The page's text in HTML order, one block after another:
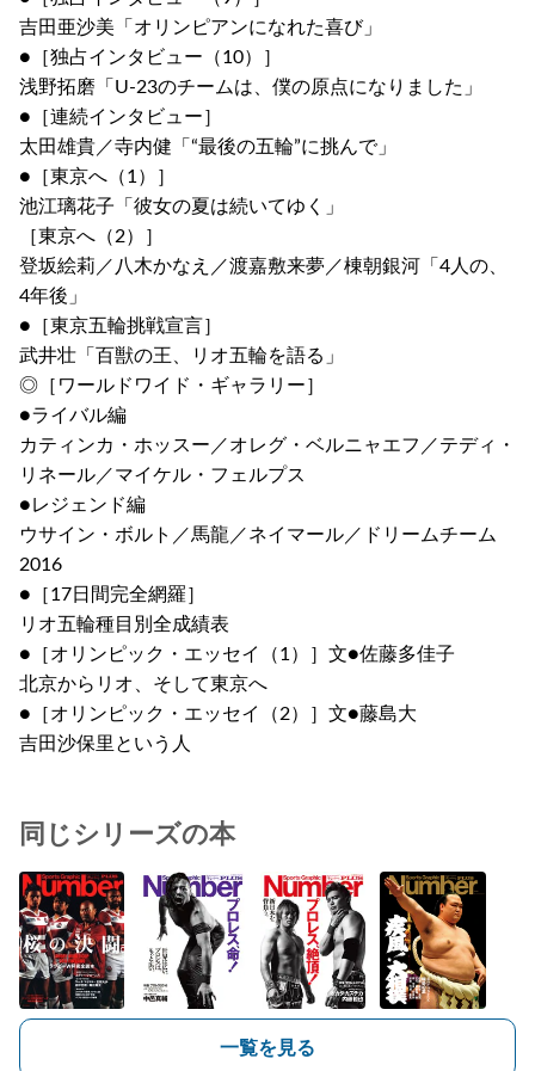
吉田亜沙美「オリンピアンになれた喜び」
●［独占インタビュー（10）］
浅野拓磨「U-23のチームは、僕の原点になりました」
●［連続インタビュー］
太田雄貴／寺内健「“最後の五輪”に挑んで」
●［東京へ（1）］
池江璃花子「彼女の夏は続いてゆく」
［東京へ（2）］
登坂絵莉／八木かなえ／渡嘉敷来夢／棟朝銀河「4人の、
4年後」
●［東京五輪挑戦宣言］
武井壮「百獣の王、リオ五輪を語る」
◎［ワールドワイド・ギャラリー］
●ライバル編
カティンカ・ホッスー／オレグ・ベルニャエフ／テディ・
リネール／マイケル・フェルプス
●レジェンド編
ウサイン・ボルト／馬龍／ネイマール／ドリームチーム
2016
●［17日間完全網羅］
リオ五輪種目別全成績表
●［オリンピック・エッセイ（1）］文●佐藤多佳子
北京からリオ、そして東京へ
●［オリンピック・エッセイ（2）］文●藤島大
吉田沙保里という人
同じシリーズの本
一覧を見る